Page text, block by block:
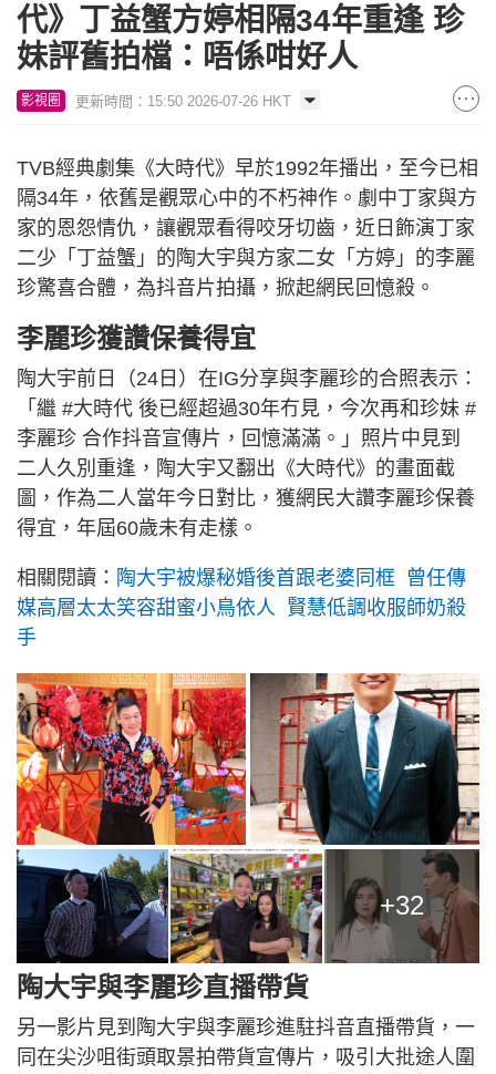
代》丁益蟹方婷相隔34年重逢 珍
妹評舊拍檔：唔係咁好人
影視圈 更新時間：15:50 2026-07-26 HKT
TVB經典劇集《大時代》早於1992年播出，至今已相
隔34年，依舊是觀眾心中的不朽神作。劇中丁家與方
家的恩怨情仇，讓觀眾看得咬牙切齒，近日飾演丁家
二少「丁益蟹」的陶大宇與方家二女「方婷」的李麗
珍驚喜合體，為抖音片拍攝，掀起網民回憶殺。
李麗珍獲讚保養得宜
陶大宇前日（24日）在IG分享與李麗珍的合照表示：
「繼 #大時代 後已經超過30年冇見，今次再和珍妹 #
李麗珍 合作抖音宣傳片，回憶滿滿。」照片中見到
二人久別重逢，陶大宇又翻出《大時代》的畫面截
圖，作為二人當年今日對比，獲網民大讚李麗珍保養
得宜，年屆60歲未有走樣。
相關閱讀： 陶大宇被爆秘婚後首跟老婆同框 曾任傳
媒高層太太笑容甜蜜小鳥依人 賢慧低調收服師奶殺
手
+32
陶大宇與李麗珍直播帶貨
另一影片見到陶大宇與李麗珍進駐抖音直播帶貨，一
同在尖沙咀街頭取景拍帶貨宣傳片，吸引大批途人圍